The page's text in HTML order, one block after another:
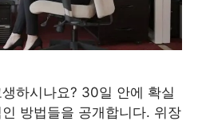
하시나요? 30일 안에 확실
방법들을 공개합니다. 위장